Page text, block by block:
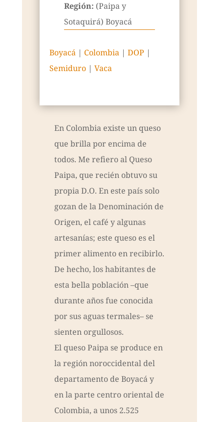
Región: (Paipa y
Sotaquirá) Boyacá
Boyacá| Colombia| DOP |
Semiduro| Vaca
En Colombia existe un queso
que brilla por encima de
todos. Me refiero al Queso
Paipa, que recién obtuvo su
propia D.O. En este país solo
gozan de la Denominación de
Origen, el café y algunas
artesanías; este queso es el
primer alimento en recibirlo.
De hecho, los habitantes de
esta bella población –que
durante años fue conocida
por sus aguas termales– se
sienten orgullosos.
El queso Paipa se produce en
la región noroccidental del
departamento de Boyacá y
en la parte centro oriental de
Colombia, a unos 2.525